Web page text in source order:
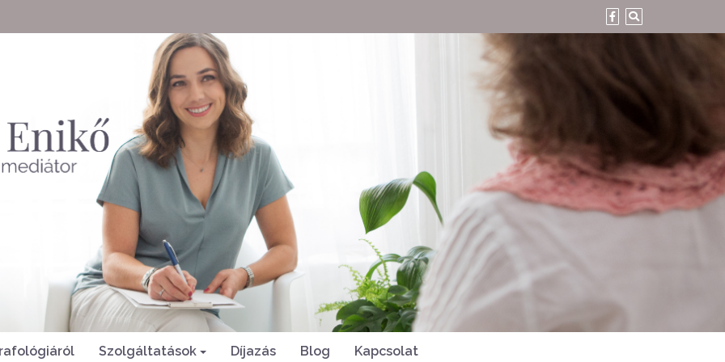
Szolgáltatások Díjazás Blog Kapcsolat